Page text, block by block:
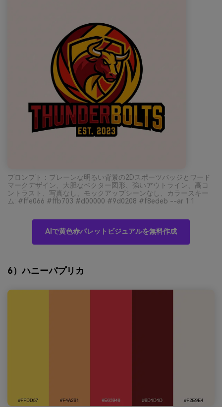
プロンプト：プレーンな明るい背景の2Dスポーツバッジとワード
マークデザイン、大胆なベクター図形、強いアウトライン、高コ
ントラスト、写真なし、モックアップシーンなし、カラースキー
ム: #ffe066 #ffb703 #d00000 #9d0208 #f8edeb --ar 1:1
AIで黄色赤パレットビジュアルを無料作成
6）ハニーパプリカ